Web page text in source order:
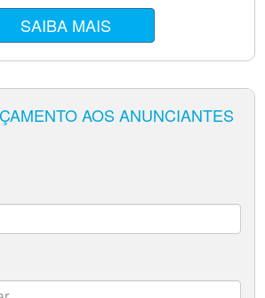
SAIBA MAIS